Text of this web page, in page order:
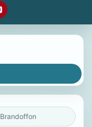
Brandoffon